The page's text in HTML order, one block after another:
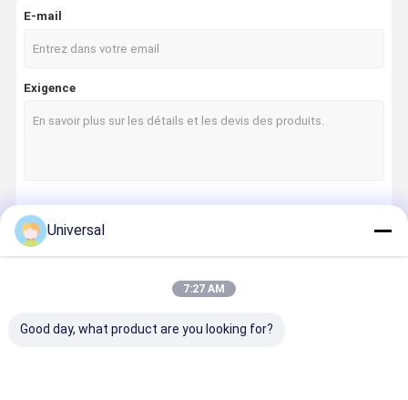
E-mail
Exigence
Universal
7:27 AM
Good day, what product are you looking for?